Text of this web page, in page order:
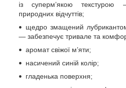
із суперм’якою
природних відчуттів;
щедро змащений лубрикантом
— забезпечує тривале та
аромат свіжої м’яти;
насичений синій колір;
гладенька поверхня;